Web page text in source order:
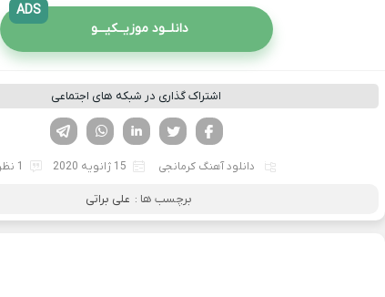
دانلــود موزیــکیـــو
ADS
اشتراک گذاری در شبکه های اجتماعی
لینکدین تویتر
فیسوک
دانلود آهنگ کرمانجی 15 ژانویه 2020 1 نظر
برچسب ها : علی براتی